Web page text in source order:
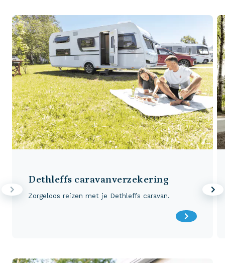
Dethleffs caravanverzekering
Zorgeloos reizen met je Dethleffs caravan.